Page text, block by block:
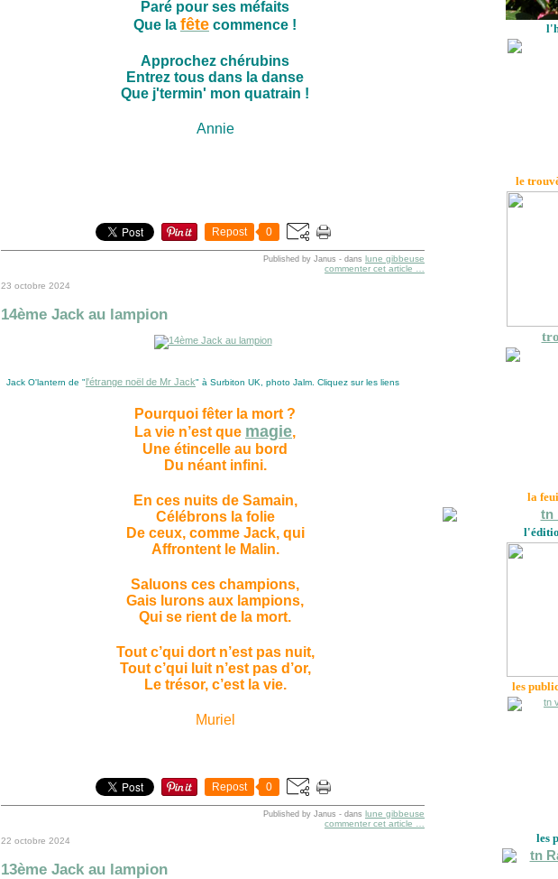
Paré pour ses méfaits
Que la fête commence !
Approchez chérubins
Entrez tous dans la danse
Que j'termin' mon quatrain !
Annie
Repost 0
Published by Janus - dans lune gibbeuse
commenter cet article
23 octobre 2024
14ème Jack au lampion
Jack O'lantern de "l'étrange noël de Mr Jack" à Surbiton UK, photo Jalm. Cliquez sur les liens
Pourquoi fêter la mort ?
La vie n’est que magie,
Une étincelle au bord
Du néant infini.
En ces nuits de Samain,
Célébrons la folie
De ceux, comme Jack, qui
Affrontent le Malin.
Saluons ces champions,
Gais lurons aux lampions,
Qui se rient de la mort.
Tout c’qui dort n’est pas nuit,
Tout c’qui luit n’est pas d’or,
Le trésor, c’est la vie.
Muriel
Repost 0
Published by Janus - dans lune gibbeuse
commenter cet article
22 octobre 2024
13ème Jack au lampion
le
la
les
les